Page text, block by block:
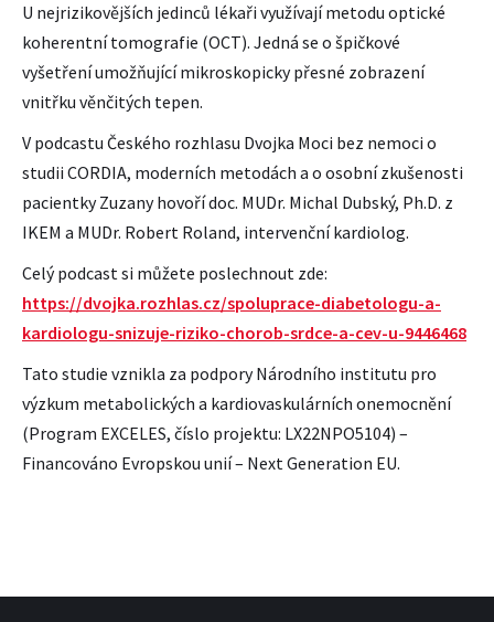
U nejrizikovějších jedinců lékaři využívají metodu optické
koherentní tomografie (OCT). Jedná se o špičkové
vyšetření umožňující mikroskopicky přesné zobrazení
vnitřku věnčitých tepen.
V podcastu Českého rozhlasu Dvojka Moci bez nemoci o
studii CORDIA, moderních metodách a o osobní zkušenosti
pacientky Zuzany hovoří doc. MUDr. Michal Dubský, Ph.D. z
IKEM a MUDr. Robert Roland, intervenční kardiolog.
Celý podcast si můžete poslechnout zde:
https://dvojka.rozhlas.cz/spoluprace-diabetologu-a-
kardiologu-snizuje-riziko-chorob-srdce-a-cev-u-9446468
Tato studie vznikla za podpory Národního institutu pro
výzkum metabolických a kardiovaskulárních onemocnění
(Program EXCELES, číslo projektu: LX22NPO5104) –
Financováno Evropskou unií – Next Generation EU.